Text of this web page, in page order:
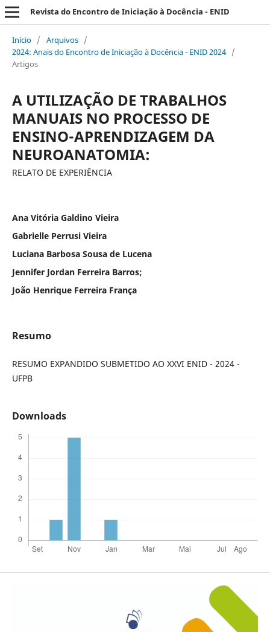
Revista do Encontro de Iniciação à Docência - ENID
Início / Arquivos /
2024: Anais do Encontro de Iniciação à Docência - ENID 2024 /
Artigos
A UTILIZAÇÃO DE TRABALHOS
MANUAIS NO PROCESSO DE
ENSINO-APRENDIZAGEM DA
NEUROANATOMIA:
RELATO DE EXPERIÊNCIA
Ana Vitória Galdino Vieira
Gabrielle Perrusi Vieira
Luciana Barbosa Sousa de Lucena
Jennifer Jordan Ferreira Barros;
João Henrique Ferreira França
Resumo
RESUMO EXPANDIDO SUBMETIDO AO XXVI ENID - 2024 -
UFPB
Downloads